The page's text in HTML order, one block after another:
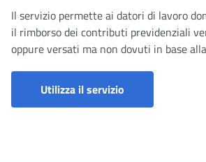
Il servizio permette ai datori di lavoro
il rimborso dei contributi previdenziali
oppure versati ma non dovuti in base
Utilizza il servizio